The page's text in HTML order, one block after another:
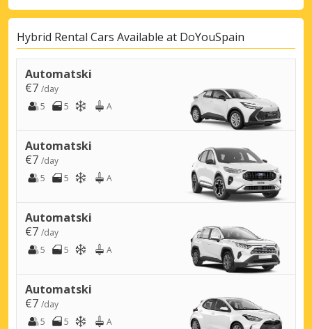
Hybrid Rental Cars Available at DoYouSpain
Automatski
€7 /day
5
5 A
Automatski
€7 /day
5
5 A
Automatski
€7 /day
5
5 A
Automatski
€7 /day
5
5 A